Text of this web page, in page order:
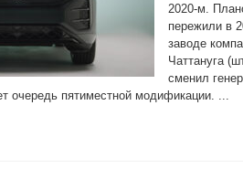
2020-м.
пережили в
заводе
Чаттануга
сменил
очередь пятиместной модификации. ...